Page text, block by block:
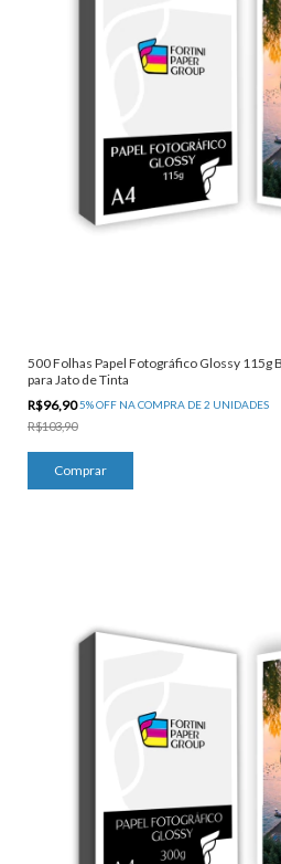
500 Folhas Papel Fotográfico Glossy 115g
para Jato de Tinta
R$96,905% OFF NA COMPRA DE 2 UNIDADES
R$103,90